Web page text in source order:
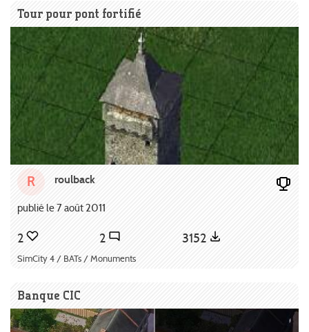
Tour pour pont fortifié
R roulback
publié le 7 août 2011
2 2 3152
SimCity 4 / BATs / Monuments
Banque CIC